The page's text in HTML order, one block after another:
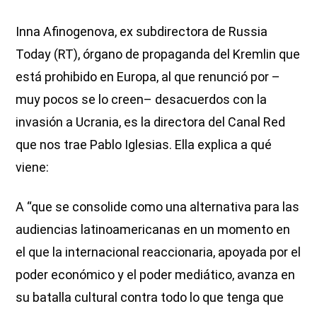
Inna Afinogenova, ex subdirectora de Russia
Today (RT), órgano de propaganda del Kremlin que
está prohibido en Europa, al que renunció por –
muy pocos se lo creen– desacuerdos con la
invasión a Ucrania, es la directora del Canal Red
que nos trae Pablo Iglesias. Ella explica a qué
viene:
A “que se consolide como una alternativa para las
audiencias latinoamericanas en un momento en
el que la internacional reaccionaria, apoyada por el
poder económico y el poder mediático, avanza en
su batalla cultural contra todo lo que tenga que